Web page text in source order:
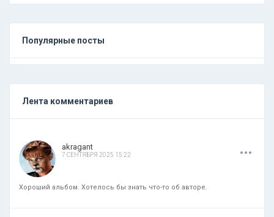
Популярные посты
Лента комментариев
akragant
7 СЕНТЯБРЯ 2025 15:22 ...
Хороший альбом. Хотелось бы знать что-то об авторе.